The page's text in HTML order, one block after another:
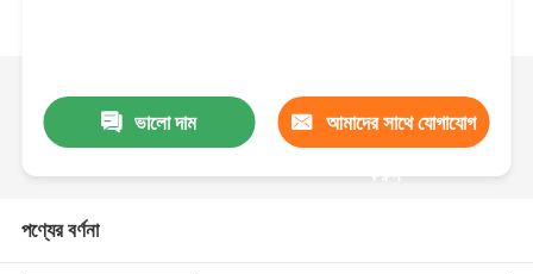
ভালো দাম আমাদের সাথে যোগাযোগ
করুন
পণ্যের বর্ণনা